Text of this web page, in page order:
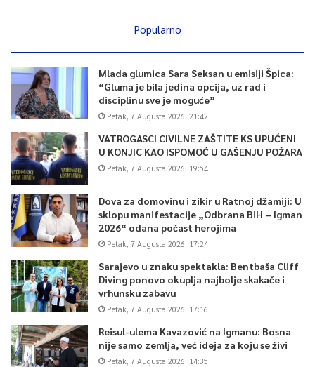
Popularno
Mlada glumica Sara Seksan u emisiji Špica:
“Gluma je bila jedina opcija, uz rad i
disciplinu sve je moguće”
Petak, 7 Augusta 2026, 21:42
VATROGASCI CIVILNE ZAŠTITE KS UPUĆENI
U KONJIC KAO ISPOMOĆ U GAŠENJU POŽARA
Petak, 7 Augusta 2026, 19:54
Dova za domovinu i zikir u Ratnoj džamiji: U
sklopu manifestacije „Odbrana BiH – Igman
2026“ odana počast herojima
Petak, 7 Augusta 2026, 17:24
Sarajevo u znaku spektakla: Bentbaša Cliff
Diving ponovo okuplja najbolje skakače i
vrhunsku zabavu
Petak, 7 Augusta 2026, 17:16
Reisul-ulema Kavazović na Igmanu: Bosna
nije samo zemlja, već ideja za koju se živi
Petak, 7 Augusta 2026, 14:35